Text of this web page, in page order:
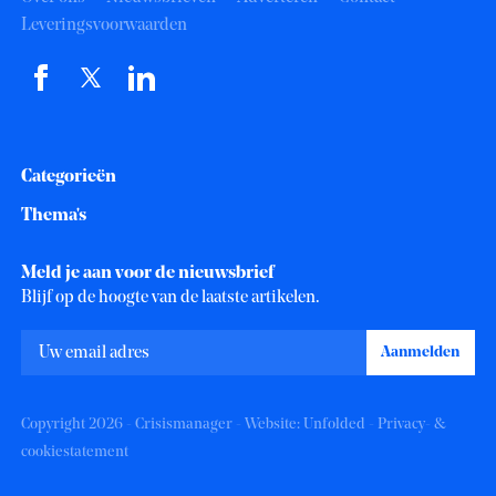
Leveringsvoorwaarden
Categorieën
Thema's
Meld je aan voor de nieuwsbrief
Blijf op de hoogte van de laatste artikelen.
Copyright 2026 - Crisismanager - Website: Unfolded - Privacy- &
cookiestatement